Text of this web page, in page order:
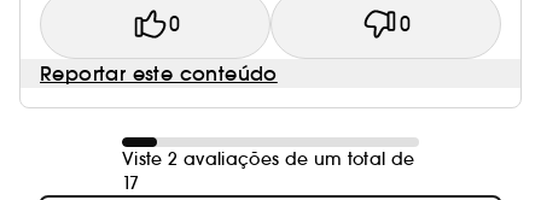
0 0
Reportar este conteúdo
Viste 2 avaliações de um total de
17